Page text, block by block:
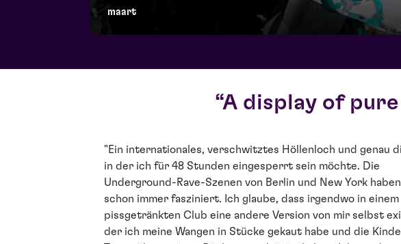
maart
A display of
"Ein internationales, verschwitztes Höllenloch und genau
in der ich für 48 Stunden eingesperrt sein möchte. Die
Underground-Rave-Szenen von Berlin und New York
schon immer fasziniert. Ich glaube, dass irgendwo in einem
pissgetränkten Club eine andere Version von mir selbst
der ich meine Wangen in Stücke gekaut habe und die